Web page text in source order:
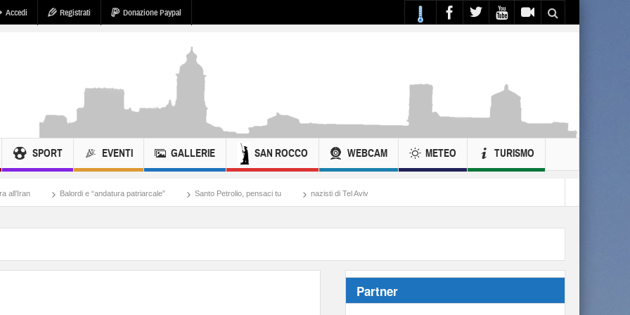
Accedi Registrati Donazione Paypal
SPORT EVENTI GALLERIE SAN ROCCO WEBCAM METEO TURISMO
Balordi e “andatura patriarcale” Santo Petrolio, pensaci tu nazisti di Tel Aviv
Partner